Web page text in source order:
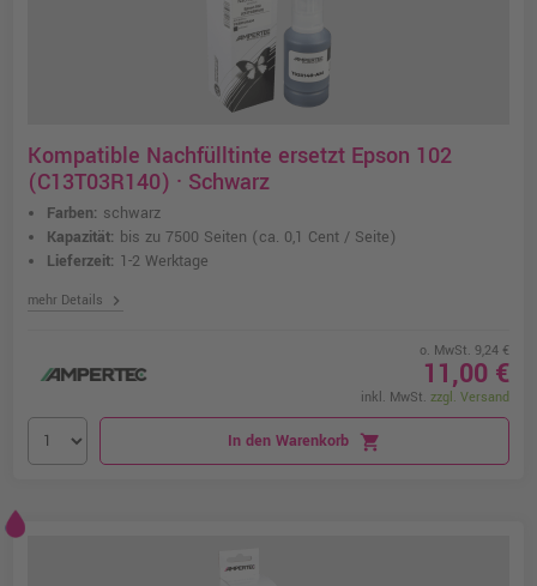
Kompatible Nachfülltinte ersetzt Epson 102
(C13T03R140) · Schwarz
Farben: schwarz
Kapazität: bis zu 7500 Seiten (ca. 0,1 Cent / Seite)
Lieferzeit: 1-2 Werktage
mehr Details chevron_right
o. MwSt. 9,24 €
11,00 €
inkl. MwSt. zzgl. Versand
In den Warenkorb shopping_cart